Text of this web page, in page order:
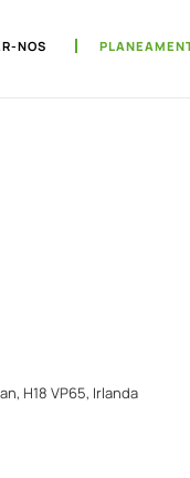
NOS
H18 VP65, Irlanda